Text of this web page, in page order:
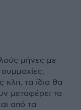
μήνες με
κλπ, τα ίδια θα
μεταφέρει τα
από τα